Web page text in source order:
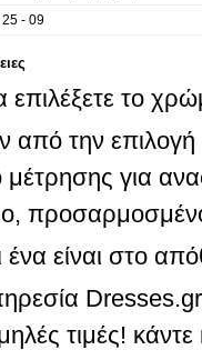
25 - 09
το
από την
για
ένα είναι στο
τιμές! κάντε